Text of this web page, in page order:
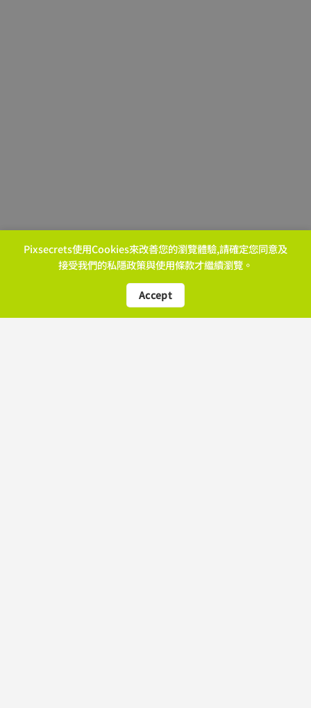
More Video
Pixsecrets使用Cookies來改善您的瀏覽體驗,請確定您同意及
接受我們的私隱政策與使用條款才繼續瀏覽。
Accept